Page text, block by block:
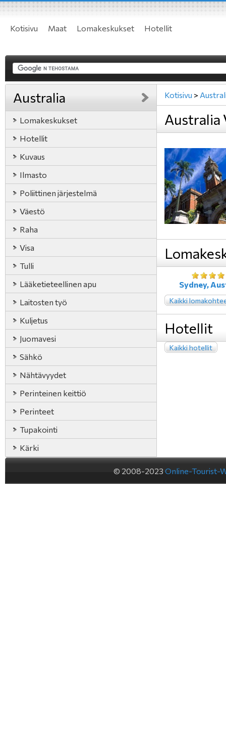
Kotisivu Maat Lomakeskukset Hotellit
Australia
Lomakeskukset
Hotellit
Kuvaus
Ilmasto
Poliittinen järjestelmä
Väestö
Raha
Visa
Tulli
Lääketieteellinen apu
Laitosten työ
Kuljetus
Juomavesi
Sähkö
Nähtävyydet
Perinteinen keittiö
Perinteet
Tupakointi
Kärki
Kotisivu >
Australia
Sydney,
Kaikki
Hotellit
Kaikki hotellit
© 2008-2023 Online-Tourist-